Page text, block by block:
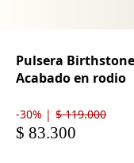
Pulsera
Acabado en rodio
-30% | $ 119.000
$ 83.300